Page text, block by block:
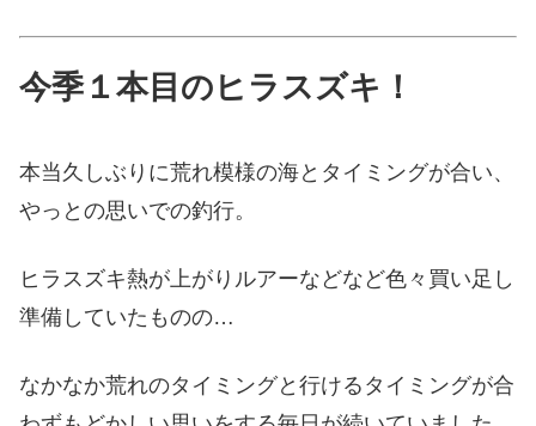
今季１本目のヒラスズキ！
本当久しぶりに荒れ模様の海とタイミングが合い、
やっとの思いでの釣行。
ヒラスズキ熱が上がりルアーなどなど色々買い足し
準備していたものの…
なかなか荒れのタイミングと行けるタイミングが合